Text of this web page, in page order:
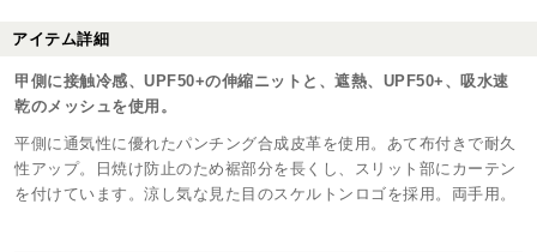
アイテム詳細
甲側に接触冷感、UPF50+の伸縮ニットと、遮熱、UPF50+、吸水速
乾のメッシュを使用。
平側に通気性に優れたパンチング合成皮革を使用。あて布付きで耐久
性アップ。日焼け防止のため裾部分を長くし、スリット部にカーテン
を付けています。涼し気な見た目のスケルトンロゴを採用。両手用。